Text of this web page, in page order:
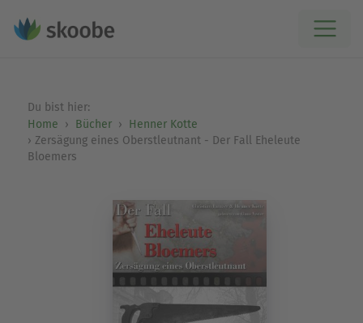
Du bist hier:
Home
Bücher
Henner Kotte
Zersägung eines Oberstleutnant - Der Fall Eheleute
Bloemers